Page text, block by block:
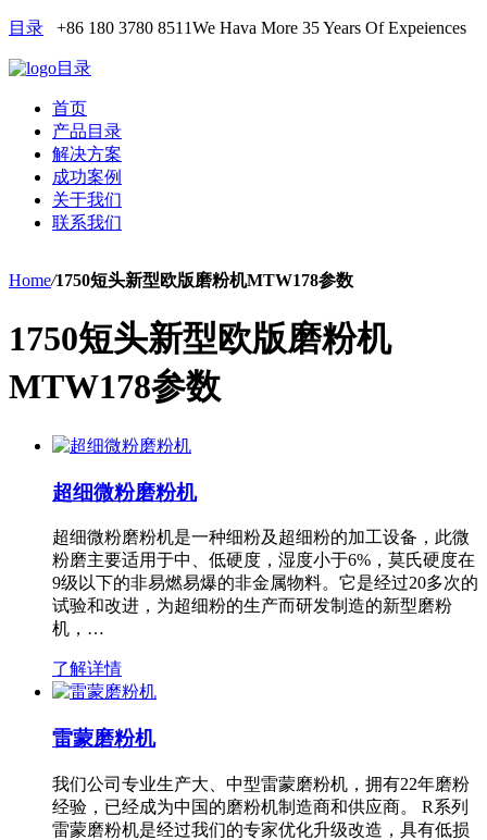
目录 +86 180 3780 8511We Hava More 35 Years Of Expeiences
目录
首页
产品目录
解决方案
成功案例
关于我们
联系我们
Home/1750短头新型欧版磨粉机MTW178参数
1750短头新型欧版磨粉机
MTW178参数
超细微粉磨粉机
超细微粉磨粉机是一种细粉及超细粉的加工设备，此微
粉磨主要适用于中、低硬度，湿度小于6%，莫氏硬度在
9级以下的非易燃易爆的非金属物料。它是经过20多次的
试验和改进，为超细粉的生产而研发制造的新型磨粉
机，…
了解详情
雷蒙磨粉机
我们公司专业生产大、中型雷蒙磨粉机，拥有22年磨粉
经验，已经成为中国的磨粉机制造商和供应商。 R系列
雷蒙磨粉机是经过我们的专家优化升级改造，具有低损